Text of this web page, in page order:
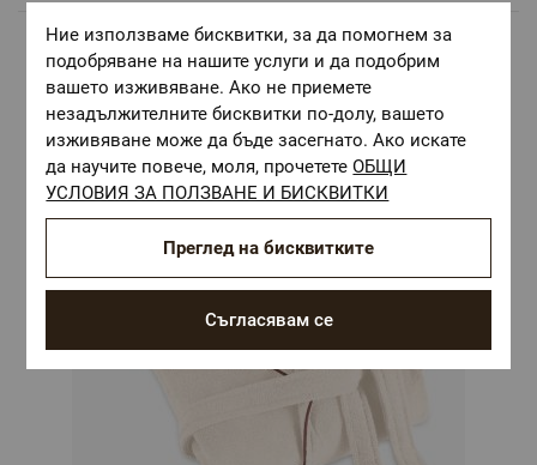
Комбинирай с
Ние използваме бисквитки, за да помогнем за
подобряване на нашите услуги и да подобрим
вашето изживяване. Ако не приемете
незадължителните бисквитки по-долу, вашето
изживяване може да бъде засегнато. Ако искате
да научите повече, моля, прочететеОБЩИ
УСЛОВИЯ ЗА ПОЛЗВАНЕ И БИСКВИТКИ
Съгласявам се
Преглед на бисквитките